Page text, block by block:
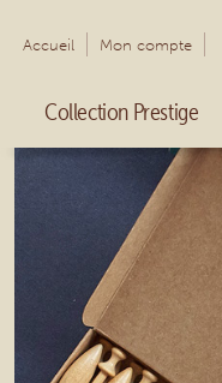
Accueil Mon compte
Collection Prestige